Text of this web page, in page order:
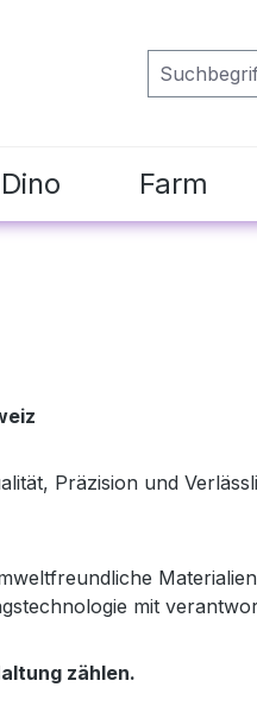
Dino Farm
Präzision und
mit
zählen.